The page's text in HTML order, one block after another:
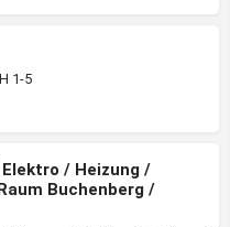
1-5
/ Heizung /
Buchenberg /